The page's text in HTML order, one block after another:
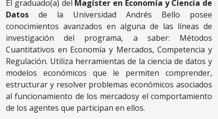
económica.
En el MVBI, introduce las
bases financieras y
económicas aplicadas al
desarrollo urbano y
habitacional.
El graduado(a) del Magíster en Economía y Ciencia de
Datos de la Universidad Andrés Bello posee
conocimientos avanzados en alguna de las líneas de
investigación del programa, a saber: Métodos
Cuantitativos en Economía y Mercados, Competencia y
Regulación. Utiliza herramientas de la ciencia de datos y
modelos económicos que le permiten comprender,
estructurar y resolver problemas económicos asociados
al funcionamiento de los mercadosy el comportamiento
de los agentes que participan en ellos.